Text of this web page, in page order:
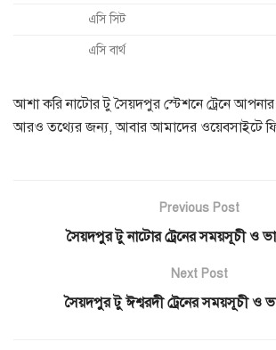
এসি সিট
এসি বার্থ
আশা করি নাটোর টু সৈয়দপুর স্টেশনে ট্রেনে আপনার
আরও তথ্যের জন্য, আবার আমাদের ওয়েবসাইটে
Previous Post
সৈয়দপুর টু নাটোর ট্রেনের সময়সূচী ও
Next Post
সৈয়দপুর টু ঈশ্বরদী ট্রেনের সময়সূচী ও